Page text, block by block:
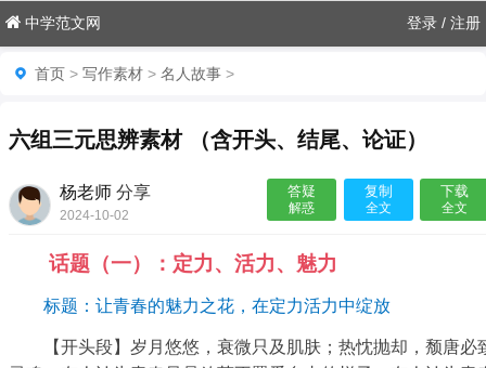
中学范文网 登录 / 注册
首页 > 写作素材 > 名人故事 >
六组三元思辨素材 （含开头、结尾、论证）
杨老师分享
2024-10-02
答疑
解惑
复制
全文
下载
全文
话题（一）：定力、活力、魅力
标题：让青春的魅力之花，在定力活力中绽放
【开头段】岁月悠悠，衰微只及肌肤；热忱抛却，颓唐必